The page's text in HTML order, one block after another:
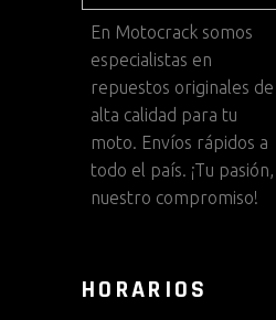
En Motocrack somos
especialistas en
repuestos originales de
alta calidad para tu
moto. Envíos rápidos a
todo el país. ¡Tu pasión,
nuestro compromiso!
HORARIOS